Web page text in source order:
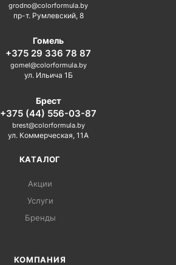
grodno@colorformula.by
пр-т. Румлевский, 8
Гомель
+375 29 336 78 87
gomel@colorformula.by
ул. Ильича 1Б
Брест
+375 (44) 556-03-87
brest@colorformula.by
ул. Коммерческая, 11А
КАТАЛОГ
Акции
Услуги
Бренды
КОМПАНИЯ